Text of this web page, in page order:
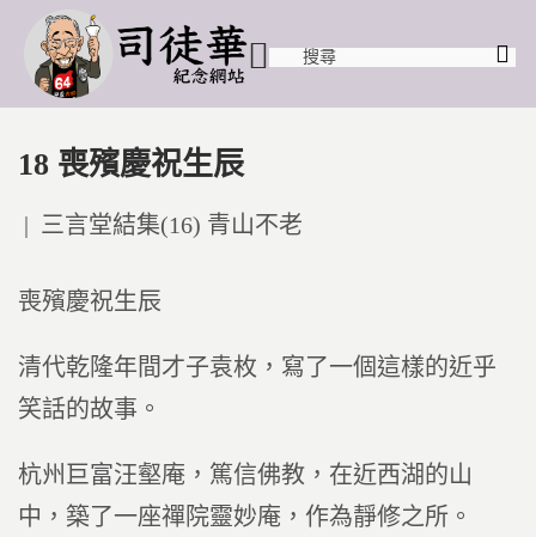
18 喪殯慶祝生辰
Posted
三言堂結集(16) 青山不老
喪殯慶祝生辰
清代乾隆年間才子袁枚，寫了一個這樣的近乎
笑話的故事。
杭州巨富汪壑庵，篤信佛教，在近西湖的山
中，築了一座禪院靈妙庵，作為靜修之所。